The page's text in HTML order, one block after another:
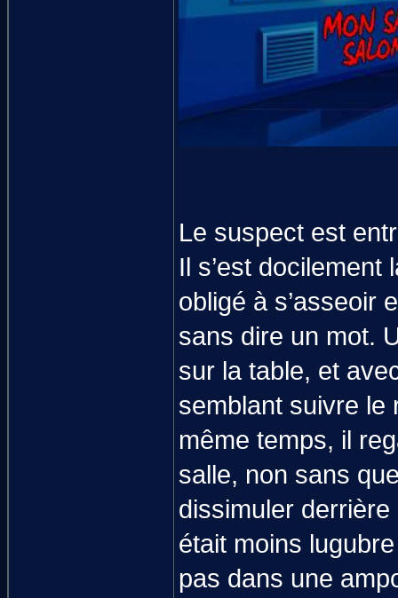
Le suspect est
Il s’est docilement
obligé à s’asseoir
sans dire un mot.
sur la table, et
semblant suivre le
même temps, il
salle, non sans
dissimuler
était moins lugubre
pas dans une